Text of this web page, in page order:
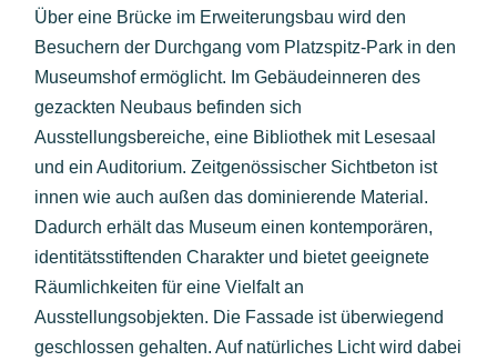
Über eine Brücke im Erweiterungsbau wird den
Besuchern der Durchgang vom Platzspitz-Park in den
Museumshof ermöglicht. Im Gebäudeinneren des
gezackten Neubaus befinden sich
Ausstellungsbereiche, eine Bibliothek mit Lesesaal
und ein Auditorium. Zeitgenössischer Sichtbeton ist
innen wie auch außen das dominierende Material.
Dadurch erhält das Museum einen kontemporären,
identitätsstiftenden Charakter und bietet geeignete
Räumlichkeiten für eine Vielfalt an
Ausstellungsobjekten. Die Fassade ist überwiegend
geschlossen gehalten. Auf natürliches Licht wird dabei